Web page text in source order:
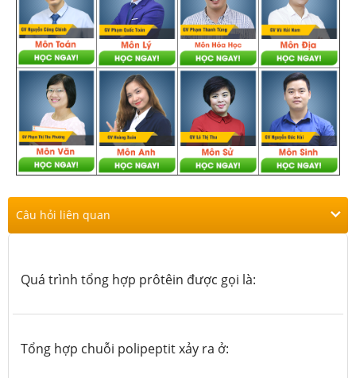
Câu hỏi liên quan
Quá trình tổng hợp prôtêin được gọi là:
Tổng hợp chuỗi polipeptit xảy ra ở: